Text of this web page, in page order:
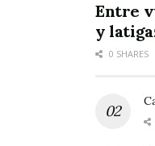
Entre
y
0 SHARES